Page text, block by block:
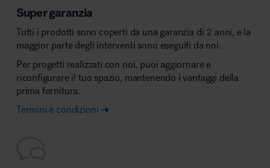
Super garanzia
Tutti i prodotti sono coperti da una garanzia di 2 anni, e la
maggior parte degli interventi sono eseguiti da noi.
Per progetti realizzati con noi, puoi aggiornare e
riconfigurare il tuo spazio, mantenendo i vantaggi della
prima fornitura.
Termini e condizioni